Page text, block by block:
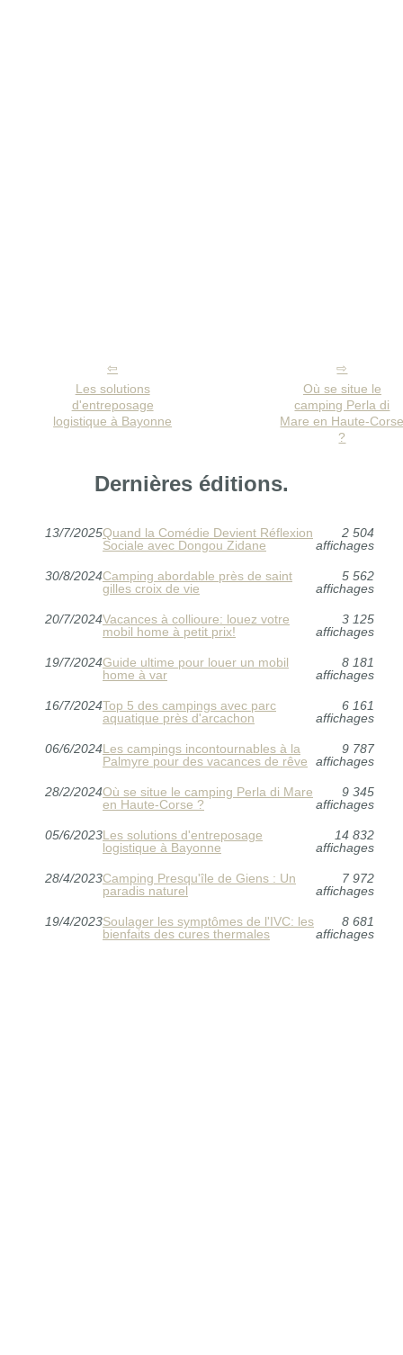
Les solutions
d'entreposage
logistique à Bayonne
Où se situe le
camping Perla di
Mare en Haute-
?
Dernières éditions.
13/7/2025Quand la Comédie Devient Réflexion
Sociale avec Dongou Zidane
2 504
affichages
30/8/2024Camping abordable près de saint
gilles croix de vie
5 562
affichages
20/7/2024Vacances à collioure: louez votre
mobil home à petit prix!
3 125
affichages
19/7/2024Guide ultime pour louer un mobil
home à var
8 181
affichages
16/7/2024Top 5 des campings avec parc
aquatique près d'arcachon
6 161
affichages
06/6/2024Les campings incontournables à la
Palmyre pour des vacances de rêve
9 787
affichages
28/2/2024Où se situe le camping Perla di Mare
en Haute-Corse ?
9 345
affichages
05/6/2023Les solutions d'entreposage
logistique à Bayonne
14 832
affichages
28/4/2023Camping Presqu'île de Giens : Un
paradis naturel
7 972
affichages
19/4/2023Soulager les symptômes de l'IVC: les
bienfaits des cures thermales
8 681
affichages